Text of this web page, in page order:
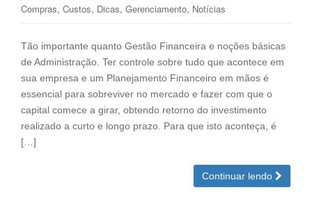
Compras, Custos, Dicas, Gerenciamento, Notícias
Tão importante quanto Gestão Financeira e noções básicas
de Administração. Ter controle sobre tudo que acontece em
sua empresa e um Planejamento Financeiro em mãos é
essencial para sobreviver no mercado e fazer com que o
capital comece a girar, obtendo retorno do investimento
realizado a curto e longo prazo. Para que isto aconteça, é
[…]
Continuar lendo